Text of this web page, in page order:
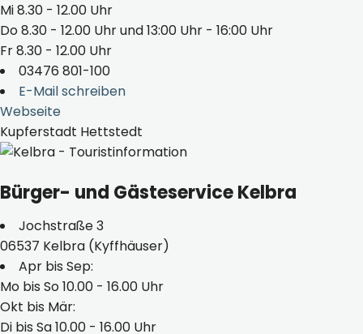
Mi 8.30 - 12.00 Uhr
Do 8.30 - 12.00 Uhr und 13:00 Uhr - 16:00 Uhr
Fr 8.30 - 12.00 Uhr
03476 801-100
E-Mail schreiben
Webseite
Kupferstadt Hettstedt
Bürger- und Gästeservice Kelbra
Jochstraße 3
06537 Kelbra (Kyffhäuser)
Apr bis Sep:
Mo bis So 10.00 - 16.00 Uhr
Okt bis Mär:
Di bis Sa 10.00 - 16.00 Uhr